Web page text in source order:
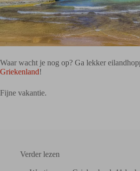
Waar wacht je nog op? Ga lekker
Griekenland!
Fijne vakantie.
Verder lezen